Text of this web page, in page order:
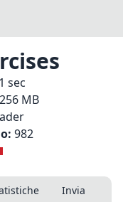
1 sec
256 MB
982
Invia